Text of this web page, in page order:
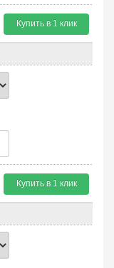
Купить в 1 клик
Купить в 1 клик